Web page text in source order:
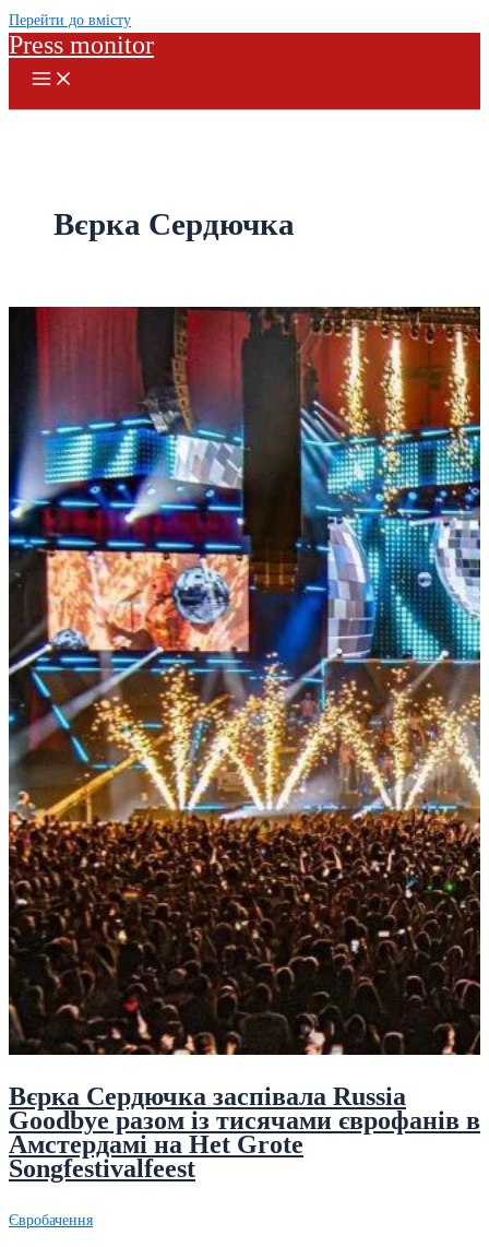
Перейти до вмісту
Press monitor
Вєрка Сердючка
Вєрка Сердючка заспівала Russia
Goodbye разом із тисячами єврофанів в
Амстердамі на Het Grote
Songfestivalfeest
Євробачення